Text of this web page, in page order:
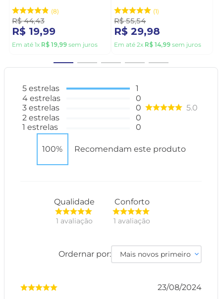
8
R$ 44,43
R$ 19,99
Em até 1x R$ 19,99 sem juros
Cinza
1
R$ 55,54
R$ 29,98
Em até 2x R$ 14,99 sem juros
5 estrelas
4 estrelas
3 estrelas
2 estrelas
1 estrelas
1
0
0
0
0
5.0
100% Recomendam este produto
Qualidade
1 avaliação
Conforto
1 avaliação
Ordernar por: Mais novos primeiro
23/08/2024